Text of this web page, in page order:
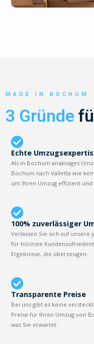
MADE IN BOCHUM
3 Gründe
Echte
Als in Bochum ansässiges
Bochum nach Valletta wie
um Ihren Umzug effizient und
100% zuverlässiger
Verlassen Sie sich auf unsere
für höchste
Ergebnisse, die überzeugen.
Transparente Preise
Bei uns gibt es keine
Preise für Ihren Umzug von
was Sie erwartet.